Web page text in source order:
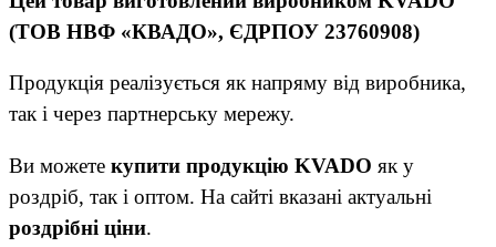
(ТОВ НВФ «КВАДО», ЄДРПОУ 23760908)
Продукція реалізується як напряму від виробника,
так і через партнерську мережу.
Ви можете купити продукцію KVADO як у
роздріб, так і оптом. На сайті вказані актуальні
роздрібні ціни.